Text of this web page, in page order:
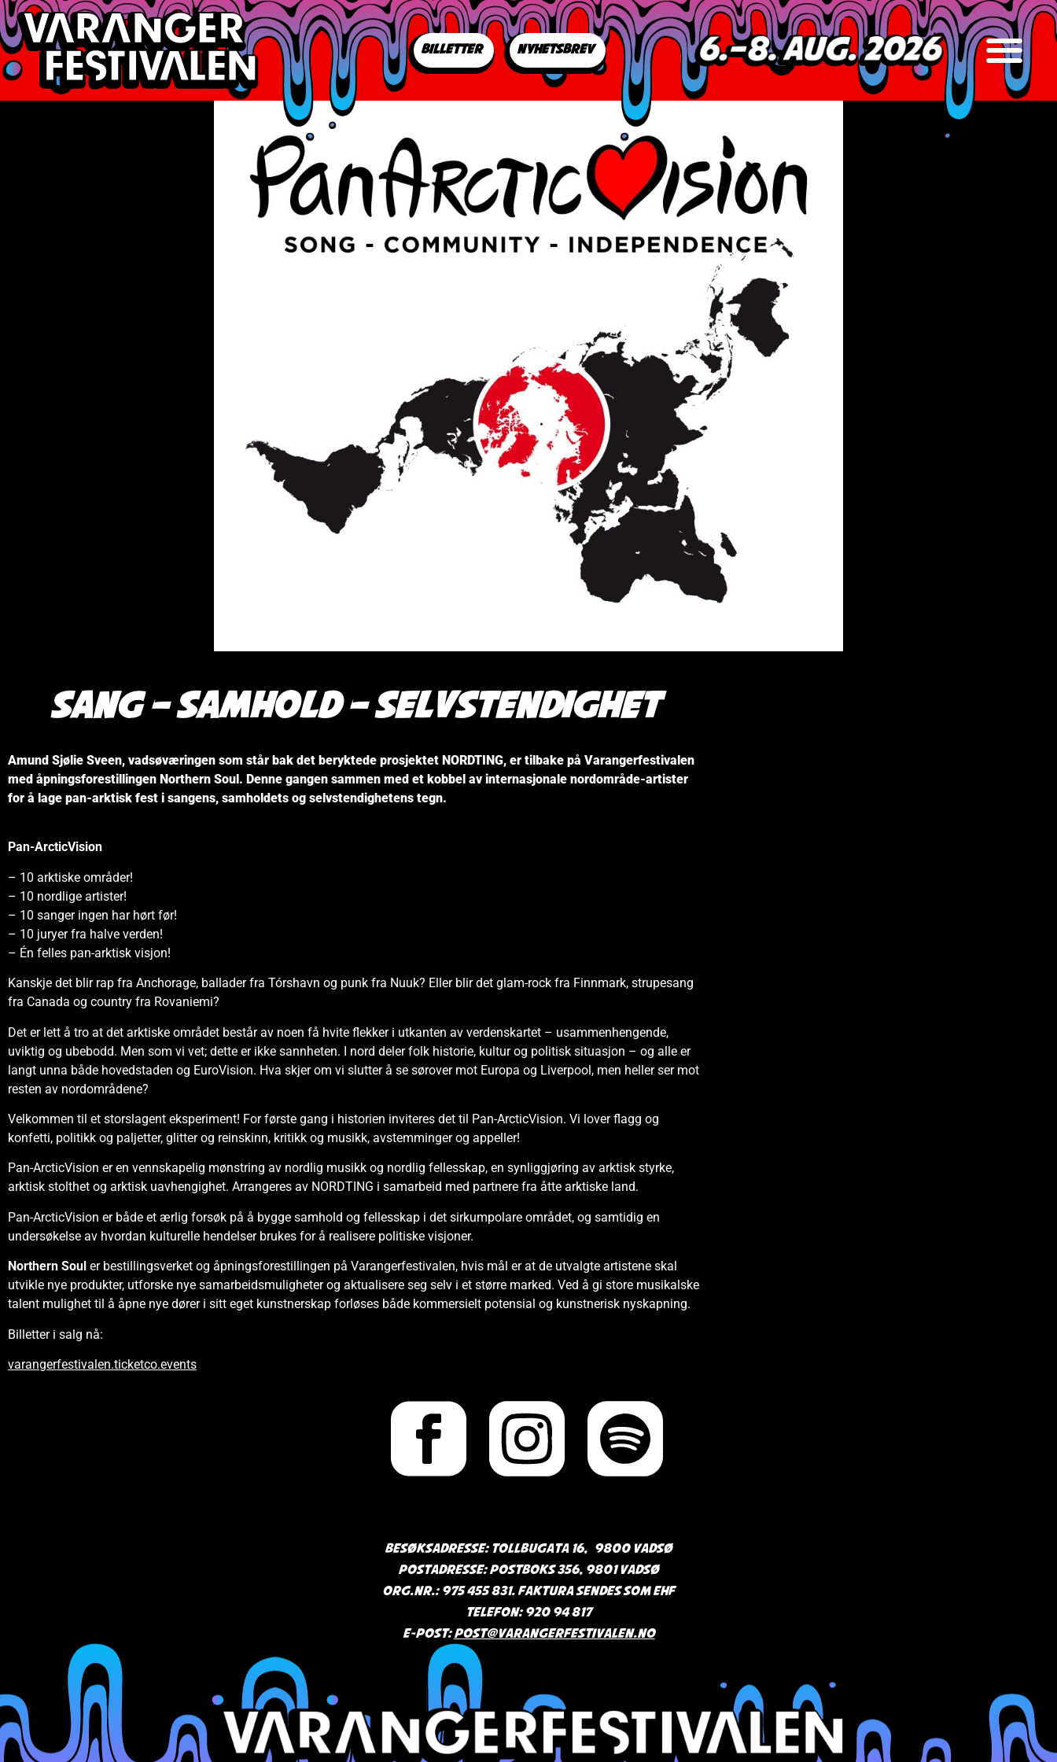
BILLETTER NYHETSBREV
Sang – Samhold – Selvstendighet
Amund Sjølie Sveen, vadsøværingen som står bak det beryktede prosjektet NORDTING, er tilbake på Varangerfestivalen
med åpningsforestillingen Northern Soul. Denne gangen sammen med et kobbel av internasjonale nordområde-artister
for å lage pan-arktisk fest i sangens, samholdets og selvstendighetens tegn.
Pan-ArcticVision
– 10 arktiske områder!
– 10 nordlige artister!
– 10 sanger ingen har hørt før!
– 10 juryer fra halve verden!
– Én felles pan-arktisk visjon!
Kanskje det blir rap fra Anchorage, ballader fra Tórshavn og punk fra Nuuk? Eller blir det glam-rock fra Finnmark, strupesang
fra Canada og country fra Rovaniemi?
Det er lett å tro at det arktiske området består av noen få hvite flekker i utkanten av verdenskartet – usammenhengende,
uviktig og ubebodd. Men som vi vet; dette er ikke sannheten. I nord deler folk historie, kultur og politisk situasjon – og alle er
langt unna både hovedstaden og EuroVision. Hva skjer om vi slutter å se sørover mot Europa og Liverpool, men heller ser mot
resten av nordområdene?
Velkommen til et storslagent eksperiment! For første gang i historien inviteres det til Pan-ArcticVision. Vi lover flagg og
konfetti, politikk og paljetter, glitter og reinskinn, kritikk og musikk, avstemminger og appeller!
Pan-ArcticVision er en vennskapelig mønstring av nordlig musikk og nordlig fellesskap, en synliggjøring av arktisk styrke,
arktisk stolthet og arktisk uavhengighet. Arrangeres av NORDTING i samarbeid med partnere fra åtte arktiske land.
Pan-ArcticVision er både et ærlig forsøk på å bygge samhold og fellesskap i det sirkumpolare området, og samtidig en
undersøkelse av hvordan kulturelle hendelser brukes for å realisere politiske visjoner.
Northern Soul er bestillingsverket og åpningsforestillingen på Varangerfestivalen, hvis mål er at de utvalgte artistene skal
utvikle nye produkter, utforske nye samarbeidsmuligheter og aktualisere seg selv i et større marked. Ved å gi store musikalske
talent mulighet til å åpne nye dører i sitt eget kunstnerskap forløses både kommersielt potensial og kunstnerisk nyskapning.
Billetter i salg nå:
varangerfestivalen.ticketco.events
Besøksadresse: Tollbugata 16, 9800 Vadsø
Postadresse: Postboks 356, 9801 Vadsø
Org.nr.: 975 455 831. Faktura sendes som EHF
Telefon: 920 94 817
E-post:post@varangerfestivalen.no